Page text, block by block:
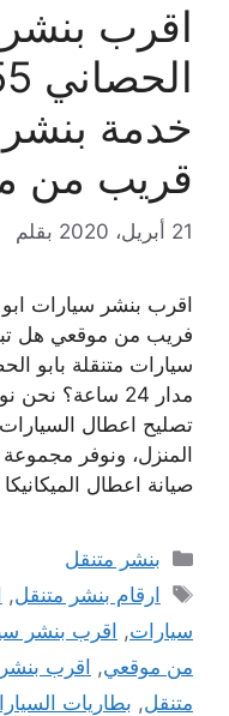
اقرب
خدمة
قريب من
21 أبريل، 2020 بقلم
اقرب بنشر سيارات
فريب من موقعي هل
سيارات متنقلة بابو
مدار 24 ساعة؟
تصليح اعطال
المنزل، ونوفر
صيانة اعطال
التصنيفات
بنشر متنقل
الوسوم
ارقام بنشر متنقل,
سيارات, اقرب بنشر
من موقعي, اقرب
متنقل, بطاريات